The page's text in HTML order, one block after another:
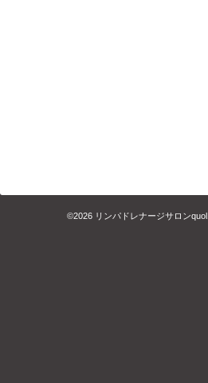
©2026 リンパドレナージサロンquol